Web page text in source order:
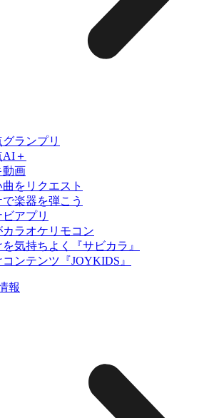
ランプリ
AI＋
動画
をリクエスト
楽器を弾こう
アプリ
カラオケリモコン
気持ちよく『サビカラ』
ンテンツ『JOYKIDS』
報